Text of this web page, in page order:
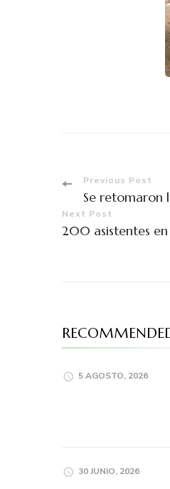
Previous Post
Se retomaron
Next Post
200 asistentes en
5 AGOSTO, 2026
30 JUNIO, 2026